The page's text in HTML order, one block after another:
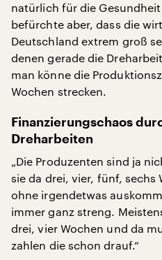
natürlich für die
befürchte aber, dass die
Deutschland extrem groß
denen gerade die
man könne die
Wochen strecken.
Finanzierungschaos
Dreharbeiten
„Die Produzenten sind ja
sie da drei, vier, fünf, sechs
ohne irgendetwas
immer ganz streng.
drei, vier Wochen und da
zahlen die schon drauf.“